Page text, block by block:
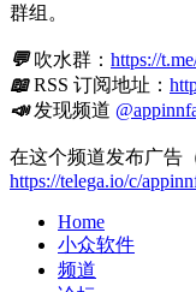
群组。
💬吹水群： https://
📖RSS 订阅地址：
📣发现频道
在这个频道发布广告
https://telega.io/c/
Home
小众软件
频道